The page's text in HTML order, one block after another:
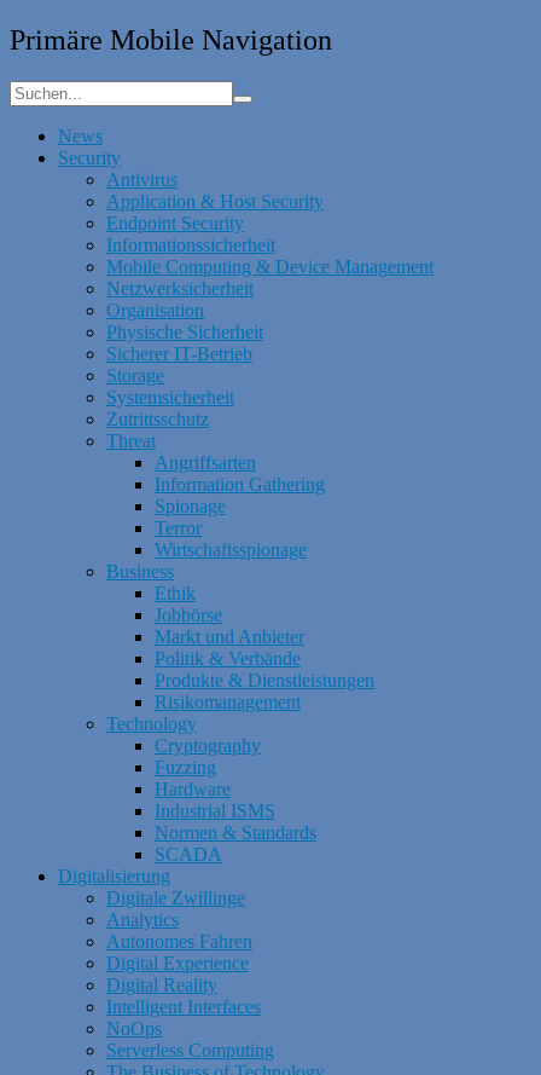
Primäre Mobile Navigation
News
Security
Antivirus
Application & Host Security
Endpoint Security
Informationssicherheit
Mobile Computing & Device Management
Netzwerksicherheit
Organisation
Physische Sicherheit
Sicherer IT-Betrieb
Storage
Systemsicherheit
Zutrittsschutz
Threat
Angriffsarten
Information Gathering
Spionage
Terror
Wirtschaftsspionage
Business
Ethik
Jobbörse
Markt und Anbieter
Politik & Verbände
Produkte & Dienstleistungen
Risikomanagement
Technology
Cryptography
Fuzzing
Hardware
Industrial ISMS
Normen & Standards
SCADA
Digitalisierung
Digitale Zwillinge
Analytics
Autonomes Fahren
Digital Experience
Digital Reality
Intelligent Interfaces
NoOps
Serverless Computing